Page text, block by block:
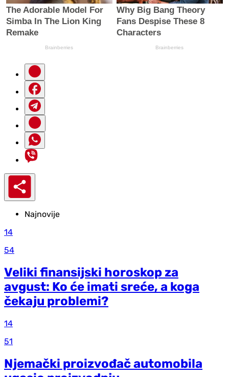
Najnovije
14
54
Veliki finansijski horoskop za
avgust: Ko će imati sreće, a koga
čekaju problemi?
14
51
Njemački proizvođač automobila